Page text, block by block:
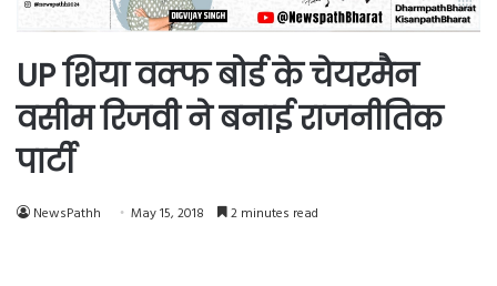
UP शिया वक्फ बोर्ड के चेयरमैन
वसीम रिजवी ने बनाई राजनीतिक
पार्टी
NewsPathh May 15, 2018 2 minutes read